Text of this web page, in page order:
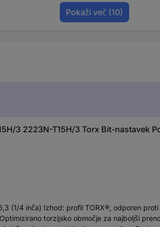
Pokaži več (10)
3 2223N-T15H/3 Torx Bit-nastavek
(1/4 inča) Izhod: profil TORX®, odporen
torzijsko območje za najboljši